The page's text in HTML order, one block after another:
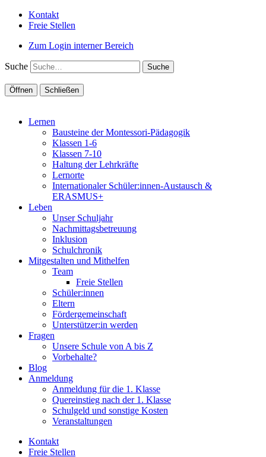
Kontakt
Freie Stellen
Zum Login interner Bereich
Suche
Öffnen Schließen
Lernen
Bausteine der Montessori-Pädagogik
Klassen 1-6
Klassen 7-10
Haltung der Lehrkräfte
Lernorte
Internationaler Schüler:innen-Austausch &
ERASMUS+
Leben
Unser Schuljahr
Nachmittagsbetreuung
Inklusion
Schulchronik
Mitgestalten und Mithelfen
Team
Freie Stellen
Schüler:innen
Eltern
Fördergemeinschaft
Unterstützer:in werden
Fragen
Unsere Schule von A bis Z
Vorbehalte?
Blog
Anmeldung
Anmeldung für die 1. Klasse
Quereinstieg nach der 1. Klasse
Schulgeld und sonstige Kosten
Veranstaltungen
Kontakt
Freie Stellen